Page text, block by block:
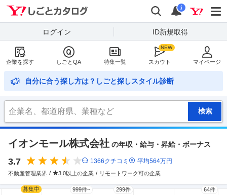
検索
通知
i
ログイン ID新規取得
企業を探す しごとQA 特集一覧 スカウト マイページ
自分に合う探し方は？しごと探しスタイル診断
イオンモール株式会社 の年収・給与・昇給・ボーナス
3.7 1366クチコミ 平均564万円
不動産管理業界 3.0以上の企業 リモートワーク可の企業
募集中 999件~ 299件 64件